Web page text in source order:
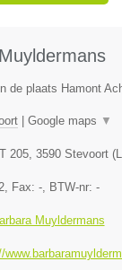
de plaats Hamont
| Google maps ▼
205, 3590 Stevoort(
, Fax: -, BTW-nr: -
Muyldermans